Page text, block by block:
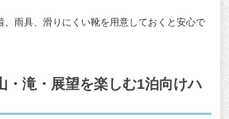
、雨具、滑りにくい靴を用意しておくと安心で
滝・展望を楽しむ1泊向けハ